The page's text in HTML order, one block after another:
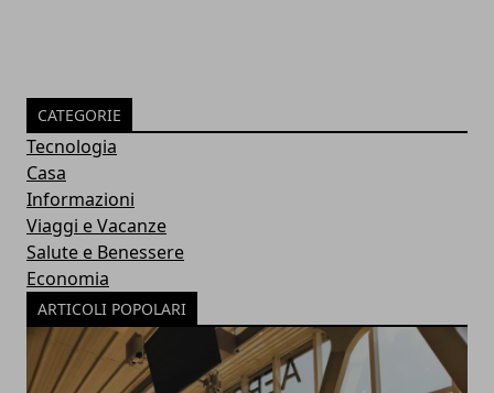
CATEGORIE
Tecnologia
Casa
Informazioni
Viaggi e Vacanze
Salute e Benessere
Economia
ARTICOLI POPOLARI